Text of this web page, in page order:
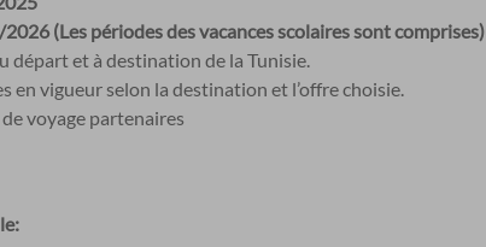
(Les périodes des vacances scolaires sont comprises)
départ et à destination de la Tunisie.
en vigueur selon la destination et l’offre choisie.
voyage partenaires